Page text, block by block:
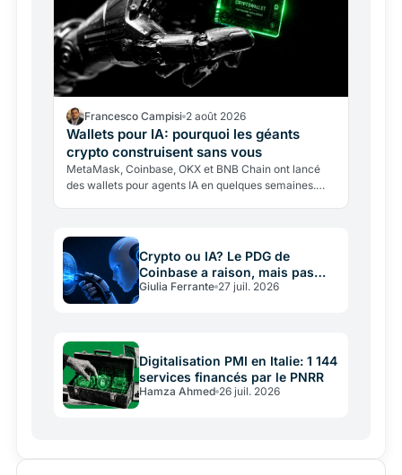
Francesco Campisi 2 août 2026
Wallets pour IA: pourquoi les géants
crypto construisent sans vous
MetaMask, Coinbase, OKX et BNB Chain ont lancé
des wallets pour agents IA en quelques semaines.
Crypto ou IA? Le PDG de
Coinbase a raison, mais pas
sans intérêt
Giulia Ferrante 27 juil. 2026
Digitalisation PMI en Italie: 1 144
services financés par le PNRR
Hamza Ahmed 26 juil. 2026